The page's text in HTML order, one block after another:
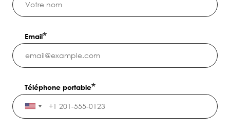
Email
Téléphone portable